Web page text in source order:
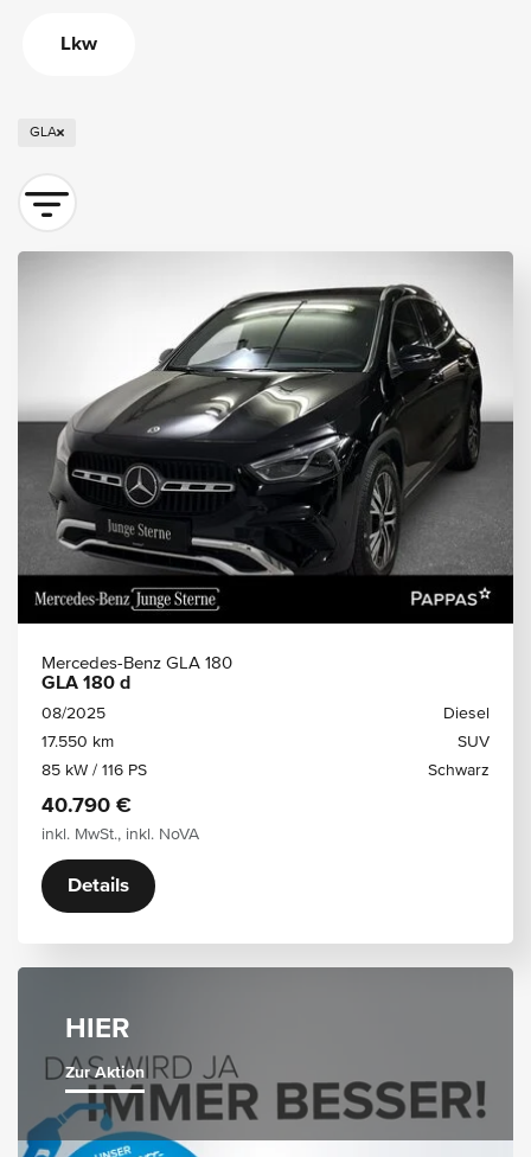
Lkw
GLA
Mercedes-Benz GLA 180
GLA 180 d
08/2025
Diesel
17.550 km
SUV
85 kW / 116 PS
Schwarz
40.790 €
inkl. MwSt., inkl. NoVA
Details
HIER
Zur Aktion